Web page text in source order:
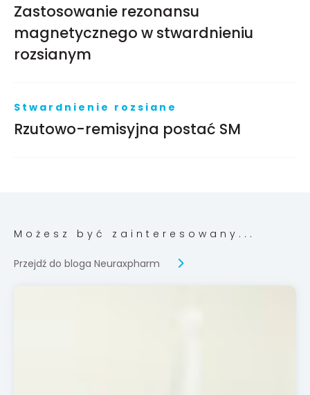
Zastosowanie rezonansu
magnetycznego w stwardnieniu
rozsianym
Stwardnienie rozsiane
Rzutowo-remisyjna postać SM
Możesz być zainteresowany...
Przejdź do bloga Neuraxpharm